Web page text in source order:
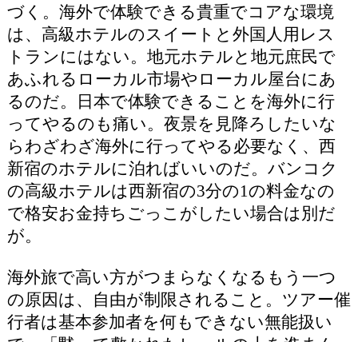
づく。海外で体験できる貴重でコアな環境
は、高級ホテルのスイートと外国人用レス
トランにはない。地元ホテルと地元庶民で
あふれるローカル市場やローカル屋台にあ
るのだ。日本で体験できることを海外に行
ってやるのも痛い。夜景を見降ろしたいな
らわざわざ海外に行ってやる必要なく、西
新宿のホテルに泊ればいいのだ。バンコク
の高級ホテルは西新宿の3分の1の料金なの
で格安お金持ちごっこがしたい場合は別だ
が。
海外旅で高い方がつまらなくなるもう一つ
の原因は、自由が制限されること。ツアー催
行者は基本参加者を何もできない無能扱い